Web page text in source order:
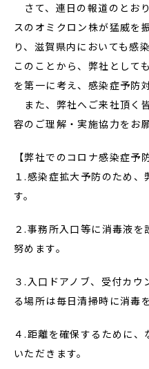
さて、連日の報道のとお
スのオミクロン株が猛威を
り、滋賀県内においても感
このことから、弊社として
を第一に考え、感染症予防
また、弊社へご来社頂く
容のご理解・実施協力をお
【弊社でのコロナ感染症予
１.感染症拡大予防のため
す。
２.事務所入口等に消毒液
努めます。
３.入口ドアノブ、受付カ
る場所は毎日清掃時に消毒
４.距離を確保するために
いただきます。